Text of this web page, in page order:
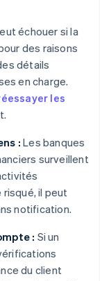
échouer si la
des raisons
détails
en charge.
les
: Les banques
surveillent
il peut
notification.
: Si un
du client